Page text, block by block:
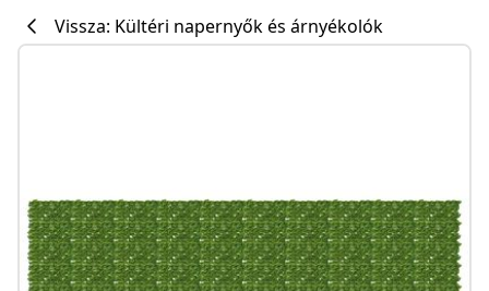
Vissza: Kültéri napernyők és árnyékolók